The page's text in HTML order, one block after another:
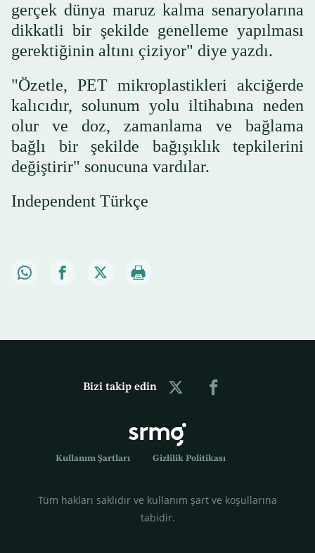
gerçek dünya maruz kalma senaryolarına
dikkatli bir şekilde genelleme yapılması
gerektiğinin altını çiziyor" diye yazdı.
"Özetle, PET mikroplastikleri akciğerde
kalıcıdır, solunum yolu iltihabına neden
olur ve doz, zamanlama ve bağlama
bağlı bir şekilde bağışıklık tepkilerini
değiştirir" sonucuna vardılar.
Independent Türkçe
Bizi takip edin
Kullanım Şartları Gizlilik Politikası
Tüm hakları saklıdır ve kullanım şart ve koşullarına
tabidir.